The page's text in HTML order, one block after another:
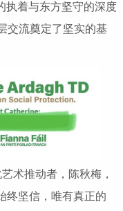
执着与东方坚守的深度
交流奠定了坚实的基
术推动者，陈秋梅，
终坚信，唯有真正的